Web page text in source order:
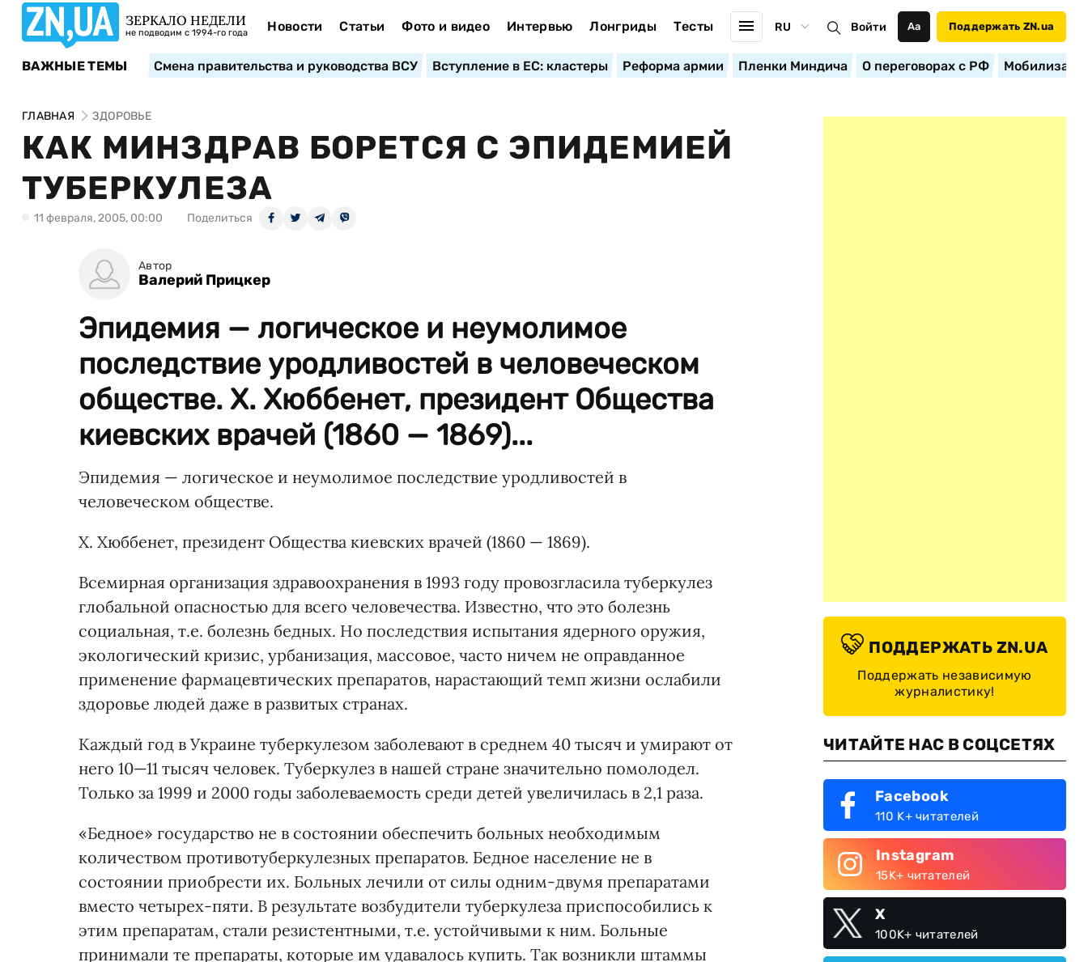
ЗЕРКАЛО НЕДЕЛИ
не подводим с 1994-го года Новости Статьи Фото и видео Интервью Лонгриды Тесты RU Войти Аа Поддержать ZN.ua
ВАЖНЫЕ ТЕМЫ Смена правительства и руководства ВСУ Вступление в ЕС: кластеры Реформа армии Пленки Миндича О переговорах с РФ
ГЛАВНАЯ ЗДОРОВЬЕ
КАК МИНЗДРАВ БОРЕТСЯ С ЭПИДЕМИЕЙ
ТУБЕРКУЛЕЗА
11 февраля, 2005, 00:00 Поделиться
Автор
Валерий Прицкер
Эпидемия — логическое и неумолимое
последствие уродливостей в человеческом
обществе. Х. Хюббенет, президент Общества
киевских врачей (1860 — 1869)...
Эпидемия — логическое и неумолимое последствие уродливостей в
человеческом обществе.
Х. Хюббенет, президент Общества киевских врачей (1860 — 1869).
Всемирная организация здравоохранения в 1993 году провозгласила туберкулез
глобальной опасностью для всего человечества. Известно, что это болезнь
социальная, т.е. болезнь бедных. Но последствия испытания ядерного оружия,
экологический кризис, урбанизация, массовое, часто ничем не оправданное
применение фармацевтических препаратов, нарастающий темп жизни ослабили
здоровье людей даже в развитых странах.
Каждый год в Украине туберкулезом заболевают в среднем 40 тысяч и умирают от
него 10—11 тысяч человек. Туберкулез в нашей стране значительно помолодел.
Только за 1999 и 2000 годы заболеваемость среди детей увеличилась в 2,1 раза.
«Бедное» государство не в состоянии обеспечить больных необходимым
количеством противотуберкулезных препаратов. Бедное население не в
состоянии приобрести их. Больных лечили от силы одним-двумя препаратами
вместо четырех-пяти. В результате возбудители туберкулеза приспособились к
этим препаратам, стали резистентными, т.е. устойчивыми к ним. Больные
принимали те препараты, которые им удавалось купить. Так возникли штаммы
ПОДДЕРЖАТЬ ZN.UA
Поддержать независимую
журналистику!
ЧИТАЙТЕ НАС В СОЦСЕТЯХ
Facebook
110 K+ читателей
Instagram
15K+ читателей
X
100K+ читателей